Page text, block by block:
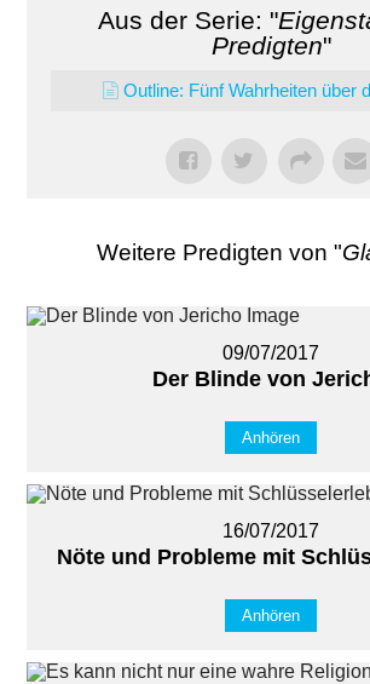
Aus der Serie: "
Predigten"
Outline: Fünf Wahrheiten über
Weitere Predigten von "
09/07/2017
Der Blinde von
Anhören
16/07/2017
Nöte und Probleme mit
Anhören